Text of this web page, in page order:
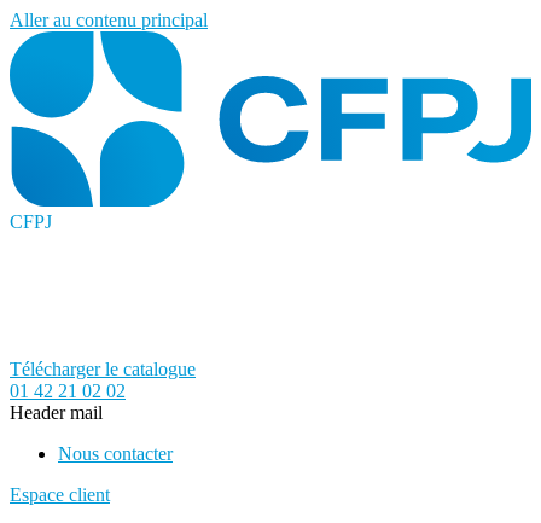
Aller au contenu principal
CFPJ
Télécharger le catalogue
01 42 21 02 02
Header mail
Nous contacter
Espace client